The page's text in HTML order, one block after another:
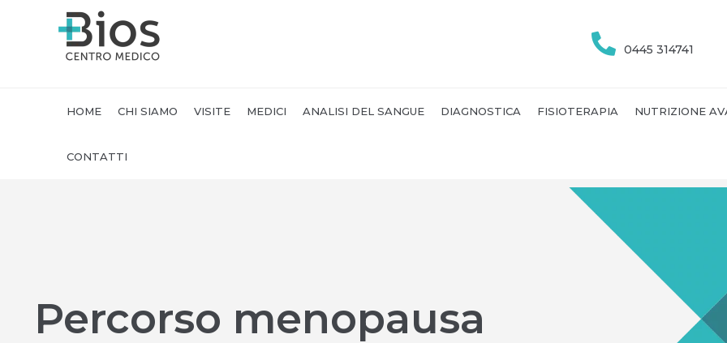
0445 314741
HOME CHI SIAMO VISITE MEDICI ANALISI DEL SANGUE DIAGNOSTICA FISIOTERAPIA NUTRIZIONE
CONTATTI
Percorso menopausa